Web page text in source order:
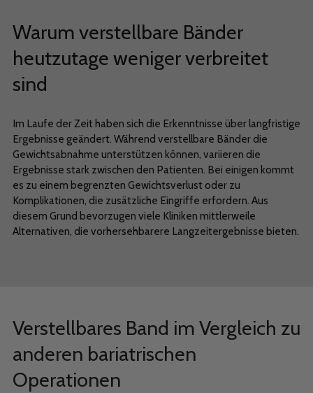
Warum verstellbare Bänder
heutzutage weniger verbreitet
sind
Im Laufe der Zeit haben sich die Erkenntnisse über langfristige
Ergebnisse geändert. Während verstellbare Bänder die
Gewichtsabnahme unterstützen können, variieren die
Ergebnisse stark zwischen den Patienten. Bei einigen kommt
es zu einem begrenzten Gewichtsverlust oder zu
Komplikationen, die zusätzliche Eingriffe erfordern. Aus
diesem Grund bevorzugen viele Kliniken mittlerweile
Alternativen, die vorhersehbarere Langzeitergebnisse bieten.
Verstellbares Band im Vergleich zu
anderen bariatrischen
Operationen